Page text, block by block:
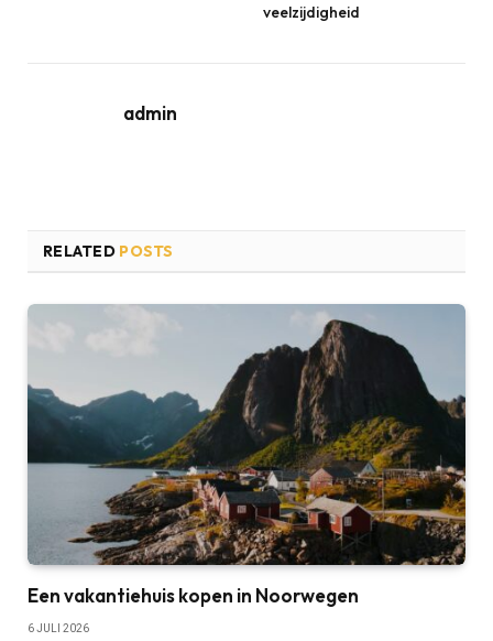
veelzijdigheid
admin
RELATED POSTS
Een vakantiehuis kopen in Noorwegen
6 JULI 2026